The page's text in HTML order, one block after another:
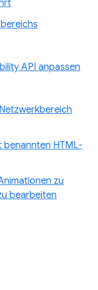
API anpassen
benannten HTML-
zu
bearbeiten